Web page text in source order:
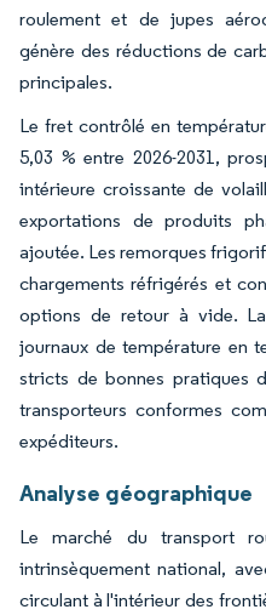
roulement et de jupes
génère des réductions de
principales.
Le fret contrôlé en
5,03 % entre 2026-2031,
intérieure croissante de
exportations de produits
ajoutée. Les remorques
chargements réfrigérés et
options de retour à vide.
journaux de température en
stricts de bonnes pratiques
transporteurs conformes
expéditeurs.
Analyse géographique
Le marché du transport
intrinsèquement national,
circulant à l'intérieur des